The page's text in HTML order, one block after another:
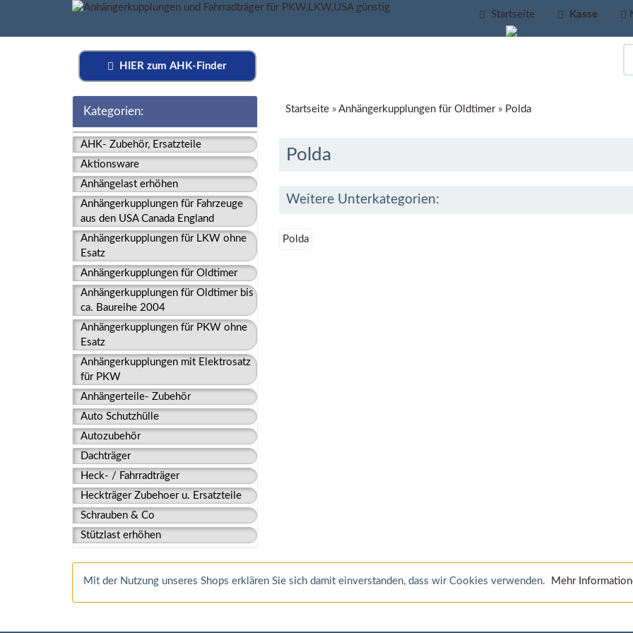
Startseite Kasse
HIER zum AHK-Finder
Kategorien:
AHK- Zubehör, Ersatzteile
Aktionsware
Anhängelast erhöhen
Anhängerkupplungen für Fahrzeuge
aus den USA Canada England
Anhängerkupplungen für LKW ohne
Esatz
Anhängerkupplungen für Oldtimer
Anhängerkupplungen für Oldtimer bis
ca. Baureihe 2004
Anhängerkupplungen für PKW ohne
Esatz
Anhängerkupplungen mit Elektrosatz
für PKW
Anhängerteile- Zubehör
Auto Schutzhülle
Autozubehör
Dachträger
Heck- / Fahrradträger
Heckträger Zubehoer u. Ersatzteile
Schrauben & Co
Stützlast erhöhen
Startseite» Anhängerkupplungen für Oldtimer» Polda
Polda
Weitere Unterkategorien:
Polda
Mit der Nutzung unseres Shops erklären Sie sich damit einverstanden, dass wir Cookies verwenden. Mehr